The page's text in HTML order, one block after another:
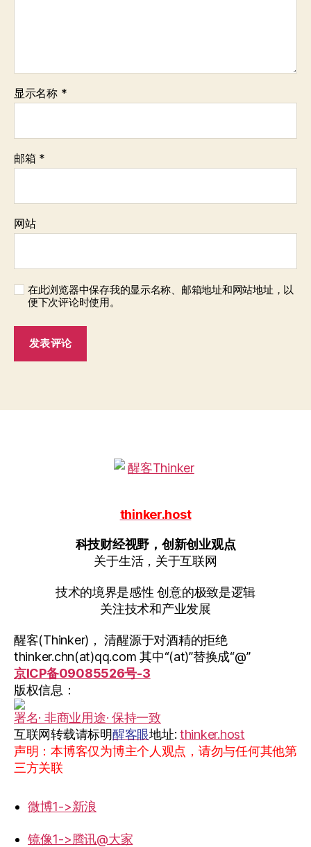
显示名称 *
邮箱 *
网站
在此浏览器中保存我的显示名称、邮箱地址和网站地址，以
便下次评论时使用。
thinker.host
科技财经视野，创新创业观点
关于生活，关于互联网
技术的境界是感性 创意的极致是逻辑
关注技术和产业发展
醒客(Thinker)， 清醒源于对酒精的拒绝
thinker.chn(at)qq.com 其中“(at)”替换成“@”
京ICP备09085526号-3
版权信息：
署名· 非商业用途· 保持一致
互联网转载请标明醒客眼地址: thinker.host
声明：本博客仅为博主个人观点，请勿与任何其他第
三方关联
微博1->新浪
镜像1->腾讯@大家